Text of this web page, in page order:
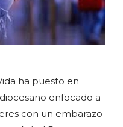
ha puesto en
enfocado a
con un embarazo